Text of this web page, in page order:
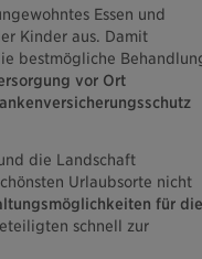
Essen und
Kinder aus. Damit
bestmögliche
vor Ort
die Landschaft
Urlaubsorte nicht
für die
schnell zur